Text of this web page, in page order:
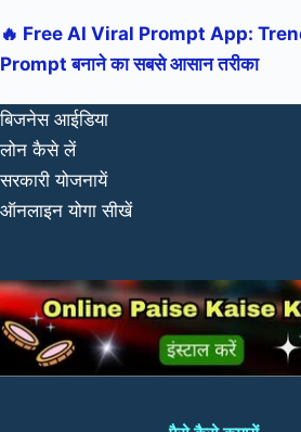
🔥 Free AI Viral Prompt App:
Prompt बनाने का सबसे आसान तरीका
बिजनेस आईडिया
लोन कैसे लें
सरकारी योजनायें
ऑनलाइन योगा सीखें